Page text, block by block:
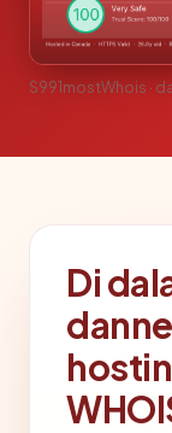
S991mostWhois ·
Di